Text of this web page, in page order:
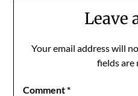
Leave
Your email address will
fields are
Comment*